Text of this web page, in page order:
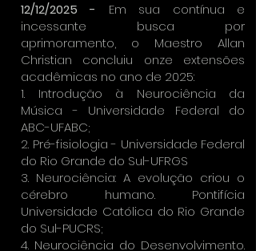
12/12/2025 - Em sua contínua e
incessante busca por
aprimoramento, o Maestro Allan
Christian concluiu onze extensões
acadêmicas no ano de 2025:
1. Introdução à Neurociência da
Música - Universidade Federal do
ABC-UFABC;
2. Pré-fisiologia - Universidade Federal
do Rio Grande do Sul-UFRGS
3. Neurociência: A evolução criou o
cérebro humano. Pontifícia
Universidade Católica do Rio Grande
do Sul-PUCRS;
4. Neurociência do Desenvolvimento.